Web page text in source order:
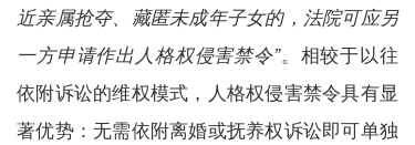
近亲属抢夺、藏匿未成年子女的，法院可应另
一方申请作出人格权侵害禁令”。相较于以往
依附诉讼的维权模式，人格权侵害禁令具有显
著优势：无需依附离婚或抚养权诉讼即可单独